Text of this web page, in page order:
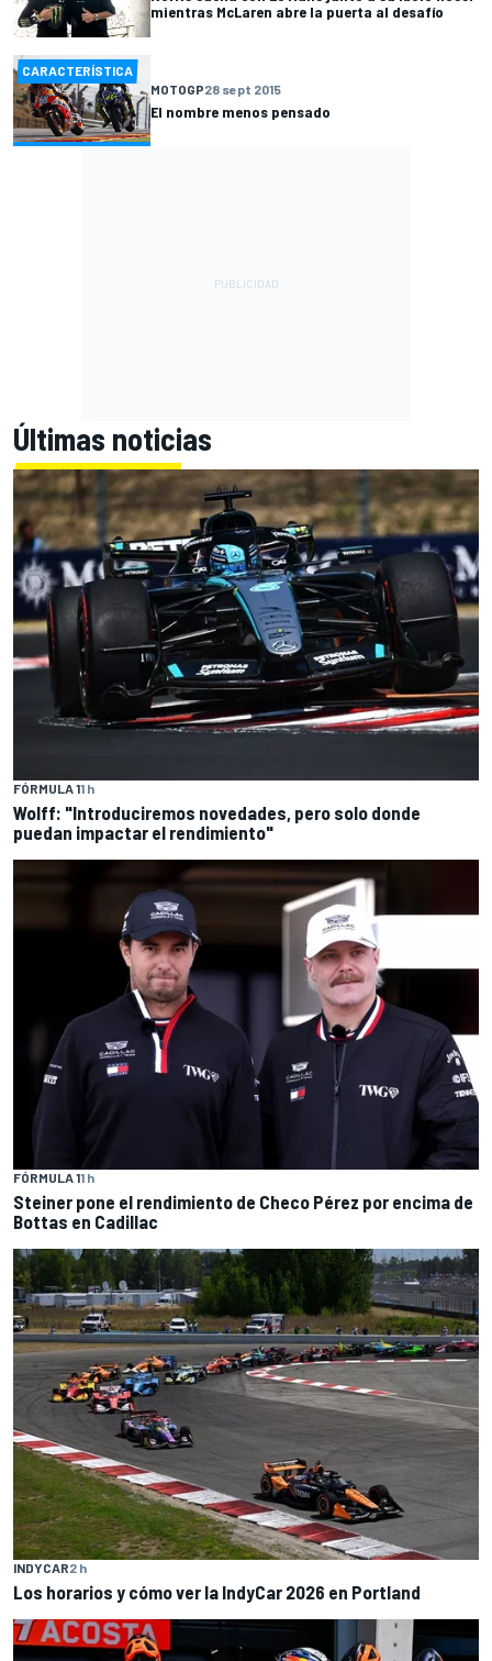
mientras McLaren abre la puerta al desafío
CARACTERÍSTICA
MOTOGP28 sept 2015
El nombre menos pensado
Últimas noticias
FÓRMULA 11 h
Wolff: "Introduciremos novedades, pero solo donde
puedan impactar el rendimiento"
FÓRMULA 11 h
Steiner pone el rendimiento de Checo Pérez por encima de
Bottas en Cadillac
INDYCAR2 h
Los horarios y cómo ver la IndyCar 2026 en Portland